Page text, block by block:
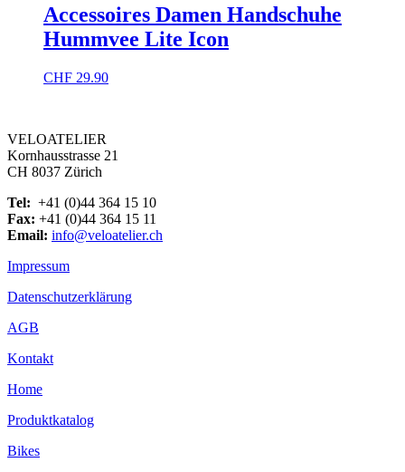
Accessoires Damen Handschuhe
Hummvee Lite Icon
CHF 29.90
VELOATELIER
Kornhausstrasse 21
CH 8037 Zürich
Tel: +41 (0)44 364 15 10
Fax: +41 (0)44 364 15 11
Email: info@veloatelier.ch
Impressum
Datenschutzerklärung
AGB
Kontakt
Home
Produktkatalog
Bikes